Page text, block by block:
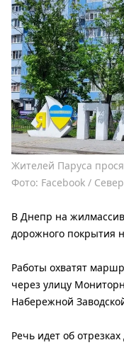
Жителей Паруса
Фото: Facebook /
В Днепр на
дорожного покрытия
Работы охватят
через улицу
Набережной
Речь идет об